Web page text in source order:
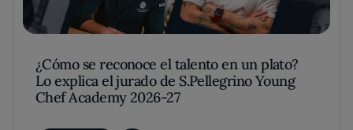
¿Cómo se reconoce el talento en un plato?
Lo explica el jurado de S.Pellegrino Young
Chef Academy 2026-27